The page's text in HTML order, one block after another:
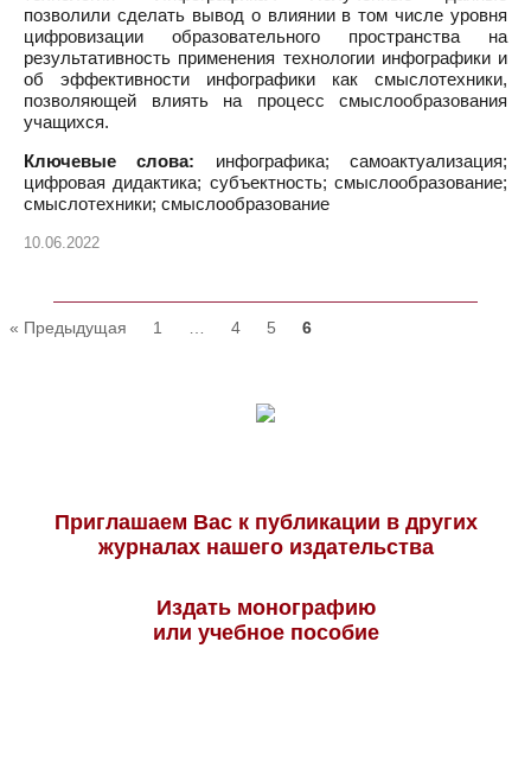
позволили сделать вывод о влиянии в том числе уровня
цифровизации образовательного пространства на
результативность применения технологии инфографики и
об эффективности инфографики как смыслотехники,
позволяющей влиять на процесс смыслообразования
учащихся.
Ключевые слова: инфографика; самоактуализация;
цифровая дидактика; субъектность; смыслообразование;
смыслотехники; смыслообразование
10.06.2022
« Предыдущая 1 4 5 6
Приглашаем Вас к публикации в других
журналах нашего издательства
Издать монографию
или учебное пособие